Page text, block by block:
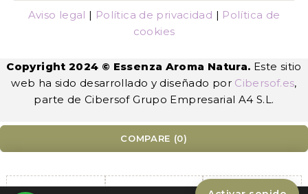
Aviso legal | Política de privacidad | Política de
cookies
Copyright 2024 © Essenza Aroma Natura. Este sitio
web ha sido desarrollado y diseñado por Cibersof.es,
parte de Cibersof Grupo Empresarial A4 S.L.
COMPARE (0)